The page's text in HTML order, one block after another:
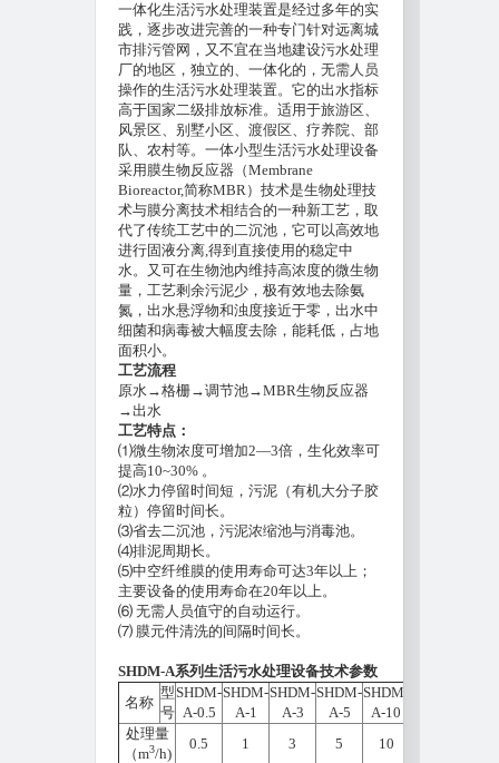
一体化生活污水处理装置是经过多年的实
践，逐步改进完善的一种专门针对远离城
市排污管网，又不宜在当地建设污水处理
厂的地区，独立的、一体化的，无需人员
操作的生活污水处理装置。它的出水指标
高于国家二级排放标准。适用于旅游区、
风景区、别墅小区、渡假区、疗养院、部
队、农村等。一体小型生活污水处理设备
采用膜生物反应器（Membrane
Bioreactor,简称MBR）技术是生物处理技
术与膜分离技术相结合的一种新工艺，取
代了传统工艺中的二沉池，它可以高效地
进行固液分离,得到直接使用的稳定中
水。又可在生物池内维持高浓度的微生物
量，工艺剩余污泥少，极有效地去除氨
氮，出水悬浮物和浊度接近于零，出水中
细菌和病毒被大幅度去除，能耗低，占地
面积小。
工艺流程
原水→格栅→调节池→MBR生物反应器
→出水
工艺特点：
⑴微生物浓度可增加2—3倍，生化效率可
提高10~30% 。
⑵水力停留时间短，污泥（有机大分子胶
粒）停留时间长。
⑶省去二沉池，污泥浓缩池与消毒池。
⑷排泥周期长。
⑸中空纤维膜的使用寿命可达3年以上；
主要设备的使用寿命在20年以上。
⑹ 无需人员值守的自动运行。
⑺ 膜元件清洗的间隔时间长。
SHDM-A系列生活污水处理设备技术参数
名称
型
号
SHDM-
A-0.5
SHDM-
A-1
SHDM-
A-3
SHDM-
A-5
SHDM-
A-10
处理量
（m3/h)
0.5 1 3 5 10